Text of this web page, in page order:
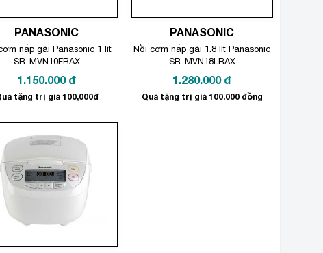
PANASONIC
nắp gài Panasonic 1 lít
SR-MVN10FRAX
1.150.000 đ
tặng trị giá 100,000đ
PANASONIC
Nồi cơm nắp gài 1.8 lít Panasonic
SR-MVN18LRAX
1.280.000 đ
Quà tặng trị giá 100.000 đồng